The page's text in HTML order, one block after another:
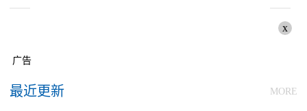
x
广告
最近更新 MORE